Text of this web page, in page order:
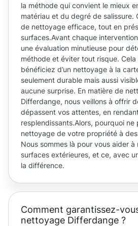
la méthode qui convient le mieux
matériau et du degré de salissure.
de nettoyage efficace, tout en
surfaces.Avant chaque
une évaluation minutieuse pour
méthode et éviter tout risque.
bénéficiez d’un nettoyage à la
seulement durable mais aussi
aucune surprise. En matière de
Differdange, nous veillons à offrir
dépassent vos attentes, en
resplendissants.Alors, pourquoi ne
nettoyage de votre propriété à
Nous sommes là pour vous aider
surfaces extérieures, et ce, avec
la différence.
Comment garantissez-
nettoyage Differdange ?